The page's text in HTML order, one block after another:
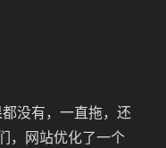
没有，一直拖，还
，网站优化了一个